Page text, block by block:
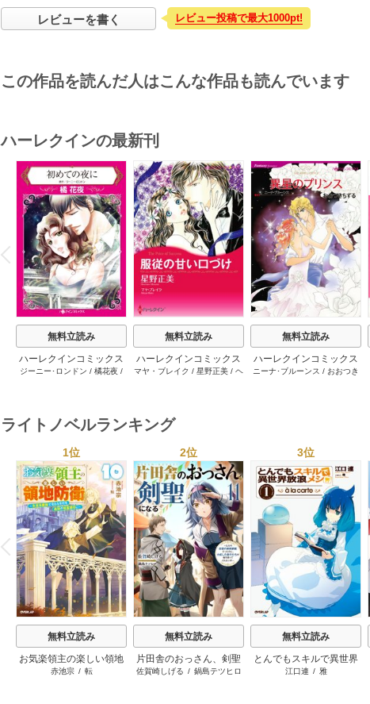
レビューを書く レビュー投稿で最大1000pt!
この作品を読んだ人はこんな作品も読んでいます
ハーレクインの最新刊
P
r
e
i
o
u
s
無料立読み
ハーレクインコミックス
セット 2026年 vol.1064
ジーニー･ロンドン / 橘花夜 /
無料立読み
ハーレクインコミックス
セット 2026年 vol.1002
マヤ・ブレイク / 星野正美 / ヘ
無料立読み
ハーレクインコミックス
セット 2026年 vol.1063
ニーナ･ブルーンス / おおつき
ライトノベルランキング
P
r
e
v
i
o
u
s
1位
無料立読み
お気楽領主の楽しい領地
防衛
赤池宗/ 転
2位
無料立読み
片田舎のおっさん、剣聖
になる ～ただの田舎の
佐賀崎しげる / 鍋島テツヒロ
3位
無料立読み
とんでもスキルで異世界
放浪メシ
江口連 / 雅